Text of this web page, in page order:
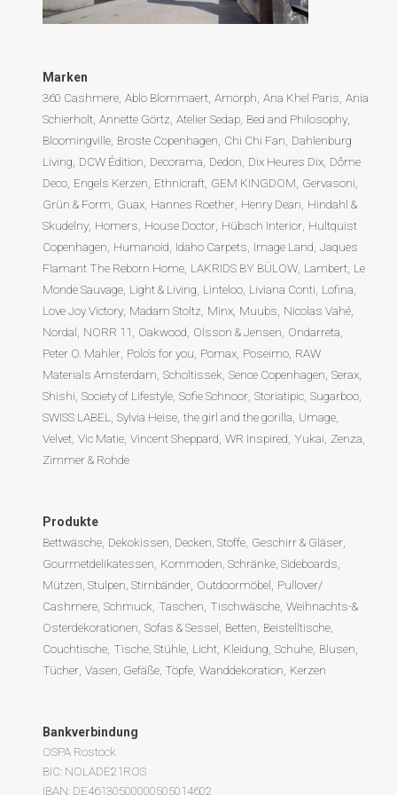
Marken
360 Cashmere Ablo Blommaert Amorph Ana Khel Paris Ania
Schierholt Annette Görtz Atelier Sedap Bed and Philosophy
Bloomingville Broste Copenhagen Chi Chi Fan Dahlenburg
Living DCW Édition Decorama Dedon Dix Heures Dix Dôme
Deco Engels Kerzen Ethnicraft GEM KINGDOM Gervasoni
Grün & Form Guax Hannes Roether Henry Dean Hindahl &
Skudelny Homers House Doctor Hübsch Interior Hultquist
Copenhagen Humanoid Idaho Carpets Image Land Jaques
Flamant The Reborn Home LAKRIDS BY BÜLOW Lambert Le
Monde Sauvage Light & Living Linteloo Liviana Conti Lofina
Love Joy Victory Madam Stoltz Minx Muubs Nicolas Vahé
Nordal NORR 11 Oakwood Olsson & Jensen Ondarreta
Peter O. Mahler Polo’s for you Pomax Poseimo RAW
Materials Amsterdam Scholtissek Sence Copenhagen Serax
Shishi Society of Lifestyle Sofie Schnoor Storiatipic Sugarboo
SWISS LABEL
Sylvia Heise the girl and the gorilla Umage
Velvet Vic Matie Vincent Sheppard WR Inspired Yukai Zenza
Zimmer & Rohde
Produkte
Bettwäsche Dekokissen, Decken, Stoffe Geschirr & Gläser
Gourmetdelikatessen Kommoden, Schränke, Sideboards
Mützen, Stulpen, Stirnbänder Outdoormöbel Pullover/
Cashmere Schmuck Taschen Tischwäsche Weihnachts-&
Osterdekorationen Sofas & Sessel Betten Beistelltische,
Couchtische Tische, Stühle Licht Kleidung Schuhe Blusen
Tücher Vasen, Gefäße, Töpfe Wanddekoration Kerzen
Bankverbindung
OSPA Rostock
BIC: NOLADE21ROS
IBAN: DE46130500000505014602